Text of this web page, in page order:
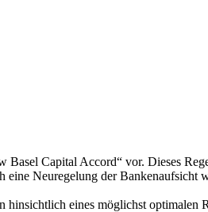
Basel Capital Accord“ vor. Dieses
Neuregelung der Bankenaufsicht
eines möglichst optimalen